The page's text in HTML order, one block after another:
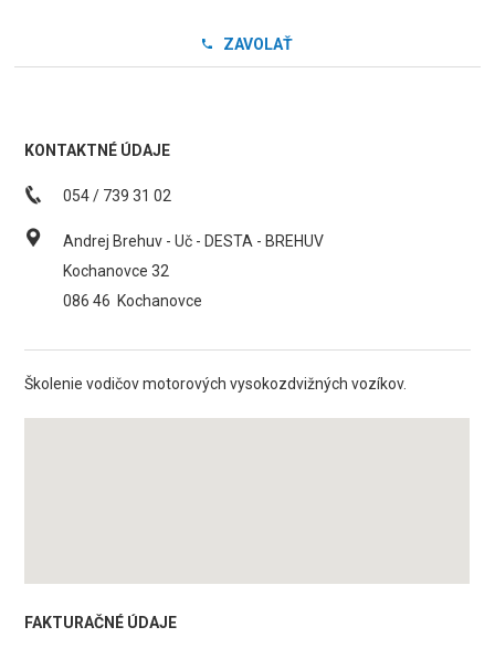
ZAVOLAŤ
KONTAKTNÉ ÚDAJE
054 / 739 31 02
Andrej Brehuv - Uč - DESTA - BREHUV
Kochanovce 32
086 46 Kochanovce
Školenie vodičov motorových vysokozdvižných vozíkov.
FAKTURAČNÉ ÚDAJE